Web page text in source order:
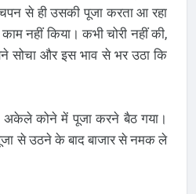
से ही उसकी पूजा करता आ रहा
नहीं किया। कभी चोरी नहीं की,
सोचा और इस भाव से भर उठा कि
कोने में पूजा करने बैठ गया।
से उठने के बाद बाजार से नमक ले